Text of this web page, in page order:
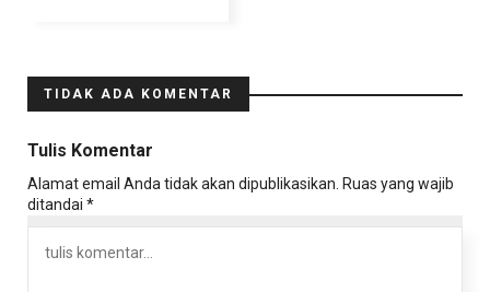
TIDAK ADA KOMENTAR
Tulis Komentar
Alamat email Anda tidak akan dipublikasikan. Ruas yang wajib
ditandai *